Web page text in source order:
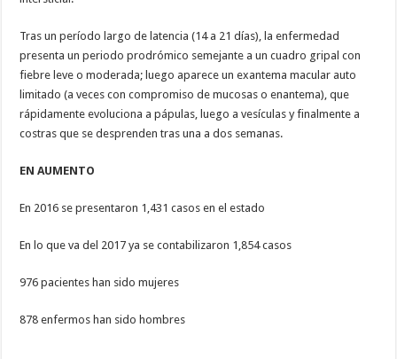
Tras un período largo de latencia (14 a 21 días), la enfermedad
presenta un periodo prodrómico semejante a un cuadro gripal con
fiebre leve o moderada; luego aparece un exantema macular auto
limitado (a veces con compromiso de mucosas o enantema), que
rápidamente evoluciona a pápulas, luego a vesículas y finalmente a
costras que se desprenden tras una a dos semanas.
EN AUMENTO
En 2016 se presentaron 1,431 casos en el estado
En lo que va del 2017 ya se contabilizaron 1,854 casos
976 pacientes han sido mujeres
878 enfermos han sido hombres